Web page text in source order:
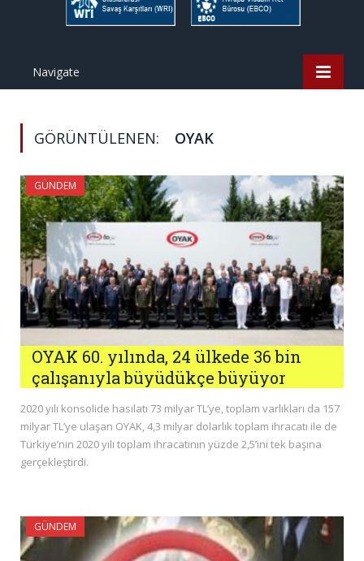
Navigate
GÖRÜNTÜLENEN: OYAK
GÜNDEM
OYAK 60. yılında, 24 ülkede 36 bin
çalışanıyla büyüdükçe büyüyor
2020 yılı konsolide hasılatı 73 milyar TL’ye, toplam varlıkları da 157
milyar TL’ye ulaşan OYAK, 4,3 milyar dolarlık toplam ihracatı ile de
Türkiye’nin 2020 yılı toplam ihracatının yüzde 2,5’ini tek başına
gerçekleştirdi.
GÜNDEM